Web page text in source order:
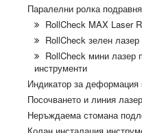
Паралелни ролка
RollCheck MAX Laser
RollCheck зелен
RollCheck мини лазер
инструменти
Индикатор за деформация
Посочването и линия
Неръждаема стомана